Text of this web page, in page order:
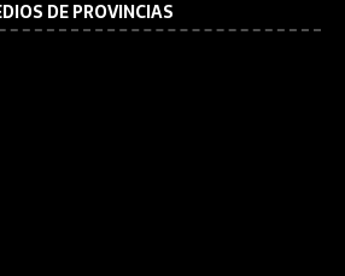
DE PROVINCIAS